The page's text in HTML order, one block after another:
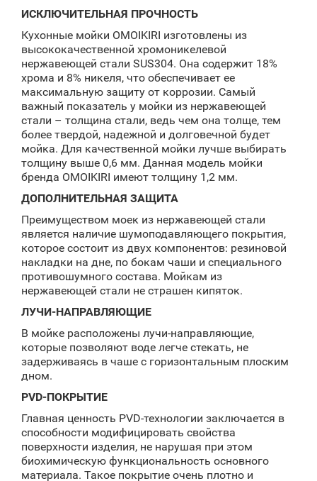
ИСКЛЮЧИТЕЛЬНАЯ ПРОЧНОСТЬ
Кухонные мойки OMOIKIRI изготовлены из
высококачественной хромоникелевой
нержавеющей стали SUS304. Она содержит 18%
хрома и 8% никеля, что обеспечивает ее
максимальную защиту от коррозии. Самый
важный показатель у мойки из нержавеющей
стали – толщина стали, ведь чем она толще, тем
более твердой, надежной и долговечной будет
мойка. Для качественной мойки лучше выбирать
толщину выше 0,6 мм. Данная модель мойки
бренда OMOIKIRI имеют толщину 1,2 мм.
ДОПОЛНИТЕЛЬНАЯ ЗАЩИТА
Преимуществом моек из нержавеющей стали
является наличие шумоподавляющего покрытия,
которое состоит из двух компонентов: резиновой
накладки на дне, по бокам чаши и специального
противошумного состава. Мойкам из
нержавеющей стали не страшен кипяток.
ЛУЧИ-НАПРАВЛЯЮЩИЕ
В мойке расположены лучи-направляющие,
которые позволяют воде легче стекать, не
задерживаясь в чаше с горизонтальным плоским
дном.
PVD-ПОКРЫТИЕ
Главная ценность PVD-технологии заключается в
способности модифицировать свойства
поверхности изделия, не нарушая при этом
биохимическую функциональность основного
материала. Такое покрытие очень плотно и